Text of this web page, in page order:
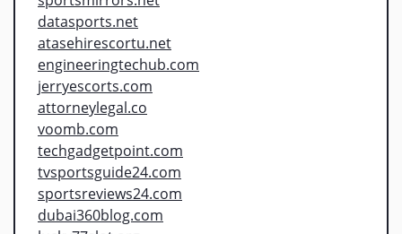
datasports.net
atasehirescortu.net
engineeringtechub.com
jerryescorts.com
attorneylegal.co
voomb.com
techgadgetpoint.com
tvsportsguide24.com
sportsreviews24.com
dubai360blog.com